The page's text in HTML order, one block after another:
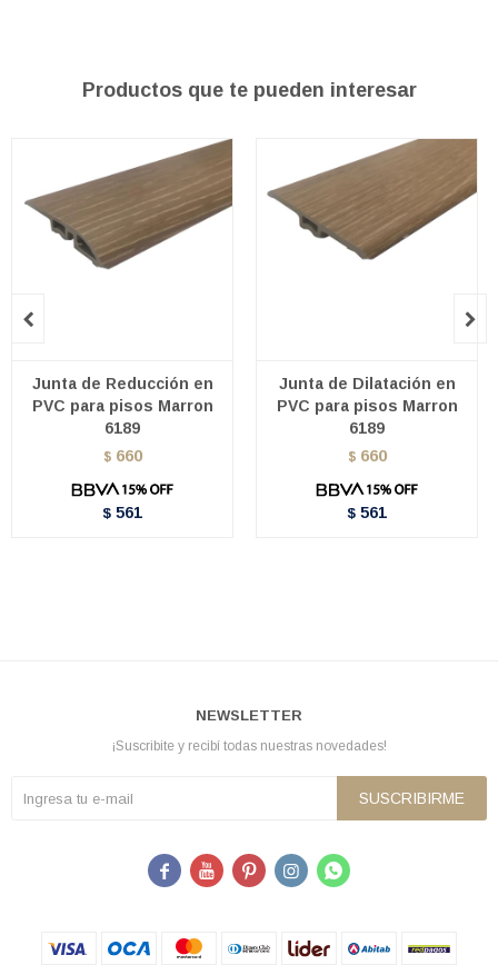
Productos que te pueden interesar
Junta de Reducción en
PVC para pisos Marron
6189
$ 660
$ 561
Junta de Dilatación en
PVC para pisos Marron
6189
$ 660
$ 561
 
NEWSLETTER
¡Suscribite y recibí todas nuestras novedades!
SUSCRIBIRME
    